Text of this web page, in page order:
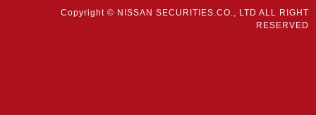
Copyright © NISSAN SECURITIES.CO., LTD ALL RIGHT
RESERVED